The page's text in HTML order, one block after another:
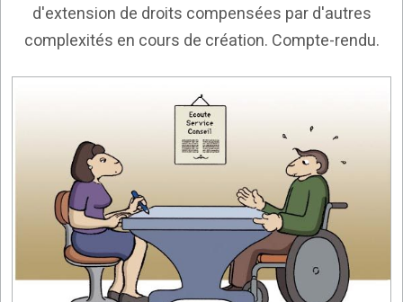
d'extension de droits compensées par d'autres
complexités en cours de création. Compte-rendu.